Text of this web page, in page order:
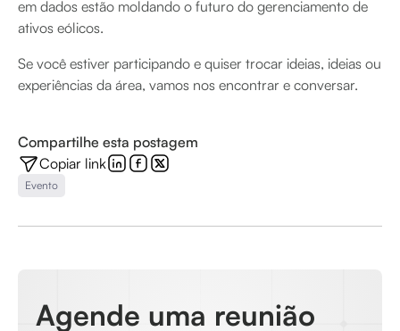
em dados estão moldando o futuro do gerenciamento de
ativos eólicos.
Se você estiver participando e quiser trocar ideias, ideias ou
experiências da área, vamos nos encontrar e conversar.
Compartilhe esta postagem
Copiar link
Evento
Agende uma reunião